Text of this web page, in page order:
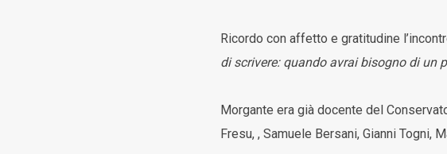
Ricordo con affetto e gratitudine
di scrivere: quando avrai bisogno di un
Morgante era già docente del
Fresu, , Samuele Bersani, Gianni Togni,